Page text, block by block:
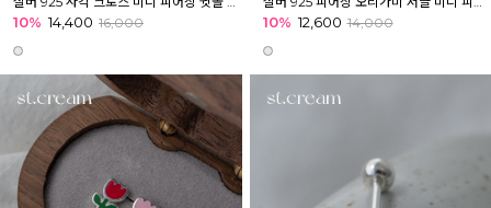
10% 14,400 16,000 10% 12,600 14,000